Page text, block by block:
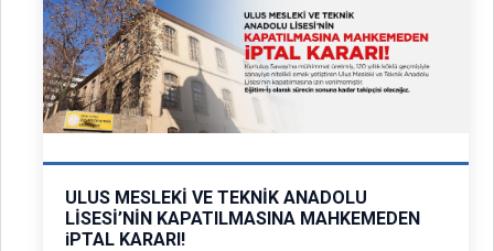
ULUS MESLEKİ VE TEKNİK ANADOLU
LİSESİ’NİN KAPATILMASINA MAHKEMEDEN
iPTAL KARARI!